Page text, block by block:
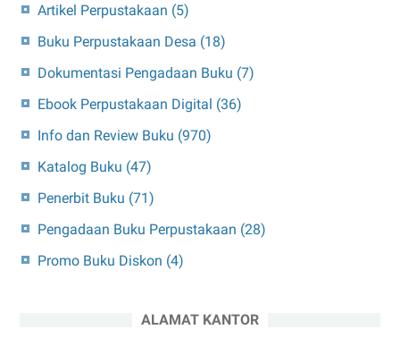
Artikel Perpustakaan (5)
Buku Perpustakaan Desa (18)
Dokumentasi Pengadaan Buku (7)
Ebook Perpustakaan Digital (36)
Info dan Review Buku (970)
Katalog Buku (47)
Penerbit Buku (71)
Pengadaan Buku Perpustakaan (28)
Promo Buku Diskon (4)
ALAMAT KANTOR